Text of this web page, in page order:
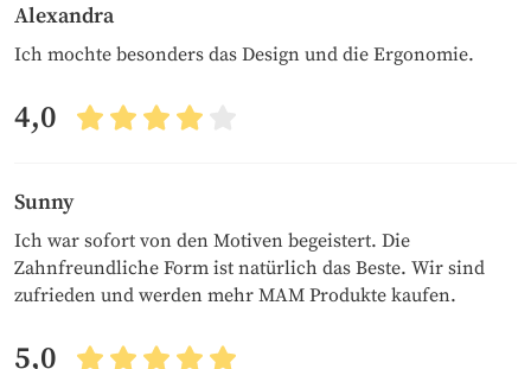
Alexandra
Ich mochte besonders das Design und die Ergonomie.
4,0
Sunny
Ich war sofort von den Motiven begeistert. Die
Zahnfreundliche Form ist natürlich das Beste. Wir sind
zufrieden und werden mehr MAM Produkte kaufen.
5,0